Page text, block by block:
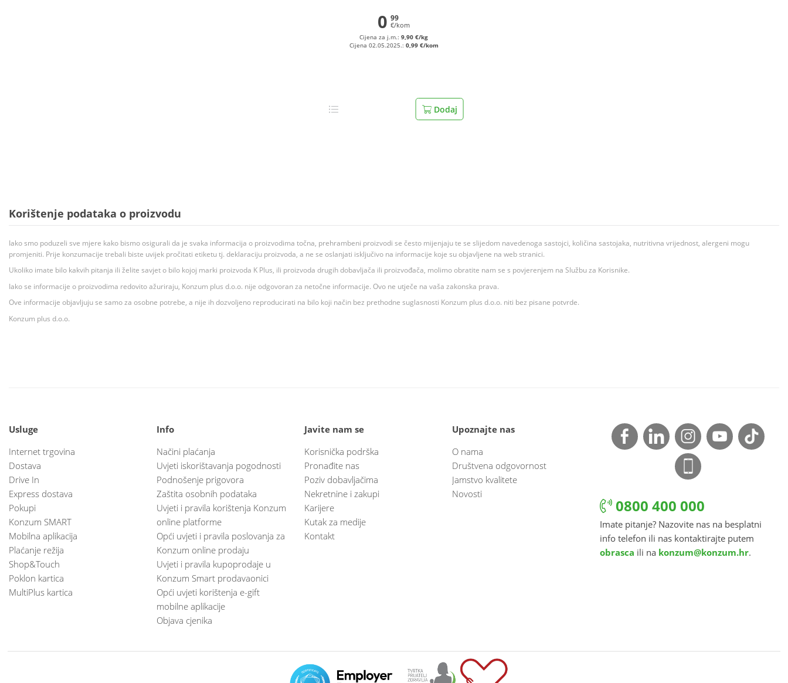
0 99
€/kom
Cijena za j.m.:9,90 €/kg
Cijena 02.05.2025.: 0,99 €/kom
Dodaj
Korištenje podataka o proizvodu
Iako smo poduzeli sve mjere kako bismo osigurali da je svaka informacija o proizvodima točna, prehrambeni proizvodi se često mijenjaju te se slijedom navedenoga sastojci, količina sastojaka, nutritivna vrijednost, alergeni mogu
promjeniti. Prije konzumacije trebali biste uvijek pročitati etiketu tj. deklaraciju proizvoda, a ne se oslanjati isključivo na informacije koje su objavljene na web stranici.
Ukoliko imate bilo kakvih pitanja ili želite savjet o bilo kojoj marki proizvoda K Plus, ili proizvoda drugih dobavljača ili proizvođača, molimo obratite nam se s povjerenjem na Službu za Korisnike.
Iako se informacije o proizvodima redovito ažuriraju, Konzum plus d.o.o. nije odgovoran za netočne informacije. Ovo ne utječe na vaša zakonska prava.
Ove informacije objavljuju se samo za osobne potrebe, a nije ih dozvoljeno reproducirati na bilo koji način bez prethodne suglasnosti Konzum plus d.o.o. niti bez pisane potvrde.
Konzum plus d.o.o.
Usluge
Internet trgovina
Dostava
Drive In
Express dostava
Pokupi
Konzum SMART
Mobilna aplikacija
Plaćanje režija
Shop&Touch
Poklon kartica
MultiPlus kartica
Info
Načini plaćanja
Uvjeti iskorištavanja pogodnosti
Podnošenje prigovora
Zaštita osobnih podataka
Uvjeti i pravila korištenja Konzum
online platforme
Opći uvjeti i pravila poslovanja za
Konzum online prodaju
Uvjeti i pravila kupoprodaje u
Konzum Smart prodavaonici
Opći uvjeti korištenja e-gift
mobilne aplikacije
Objava cjenika
Javite nam se
Korisnička podrška
Pronađite nas
Poziv dobavljačima
Nekretnine i zakupi
Karijere
Kutak za medije
Kontakt
Upoznajte nas
O nama
Društvena odgovornost
Jamstvo kvalitete
Novosti
0800 400 000
Imate pitanje? Nazovite nas na besplatni
info telefon ili nas kontaktirajte putem
obrasca ili na konzum@konzum.hr.